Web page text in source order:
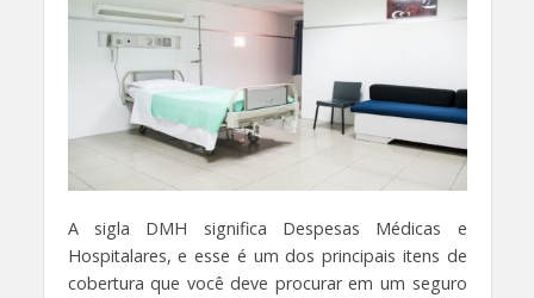
A sigla DMH significa Despesas Médicas e
Hospitalares, e esse é um dos principais itens de
cobertura que você deve procurar em um seguro